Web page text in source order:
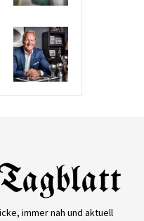
immer nah und aktuell